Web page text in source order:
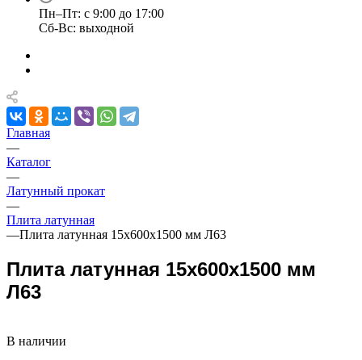
Пн–Пт: с 9:00 до 17:00
Сб-Вс: выходной
Главная
—
Каталог
—
Латунный прокат
—
Плита латунная
—Плита латунная 15х600х1500 мм Л63
Плита латунная 15х600х1500 мм
Л63
В наличии